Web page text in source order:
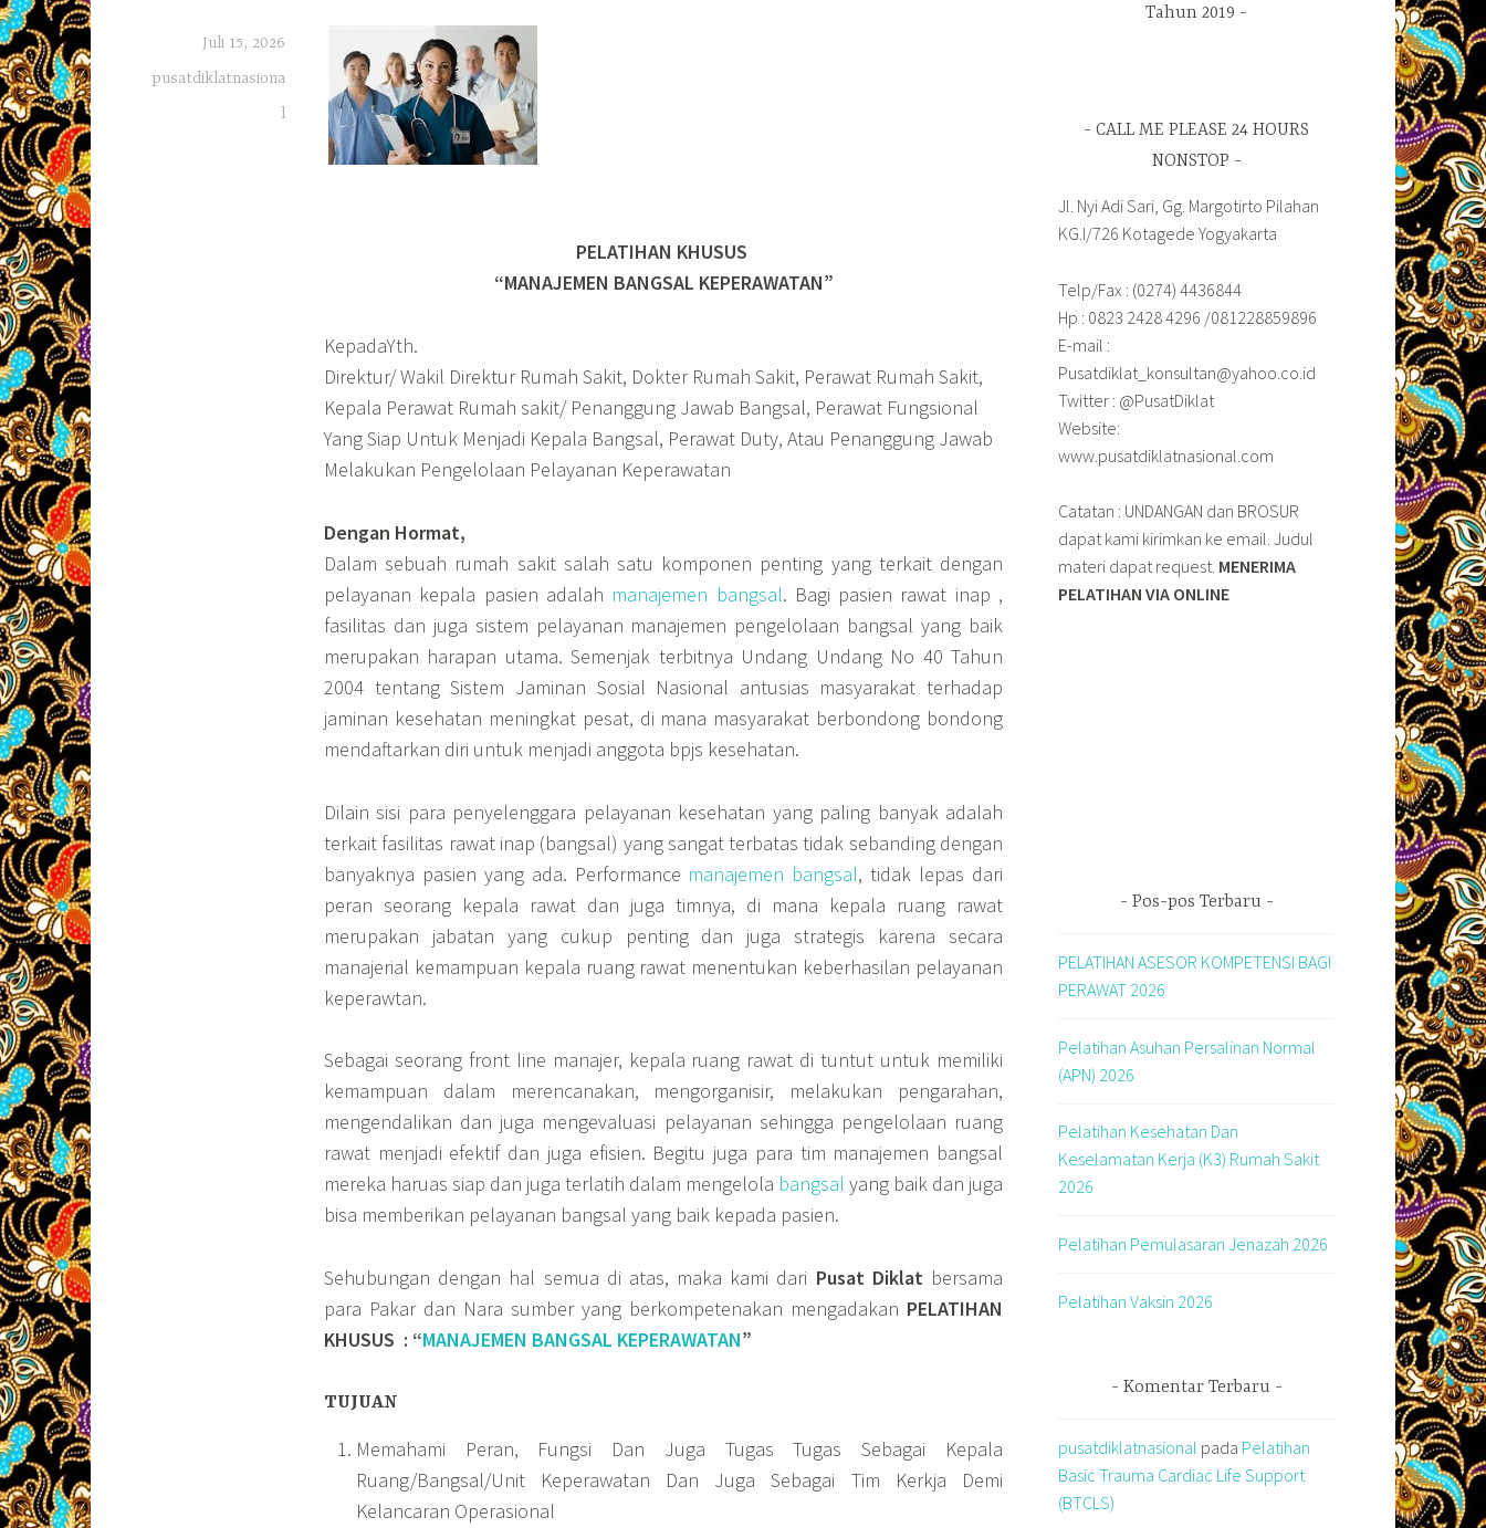
Juli 15, 2026
pusatdiklatnasiona
l
PELATIHAN KHUSUS
“MANAJEMEN BANGSAL KEPERAWATAN”
KepadaYth.
Direktur/ Wakil Direktur Rumah Sakit, Dokter Rumah Sakit, Perawat Rumah Sakit,
Kepala Perawat Rumah sakit/ Penanggung Jawab Bangsal, Perawat Fungsional
Yang Siap Untuk Menjadi Kepala Bangsal, Perawat Duty, Atau Penanggung Jawab
Melakukan Pengelolaan Pelayanan Keperawatan
Dengan Hormat,
Dalam sebuah rumah sakit salah satu komponen penting yang terkait dengan
pelayanan kepala pasien adalah manajemen bangsal. Bagi pasien rawat inap ,
fasilitas dan juga sistem pelayanan manajemen pengelolaan bangsal yang baik
merupakan harapan utama. Semenjak terbitnya Undang Undang No 40 Tahun
2004 tentang Sistem Jaminan Sosial Nasional antusias masyarakat terhadap
jaminan kesehatan meningkat pesat, di mana masyarakat berbondong bondong
mendaftarkan diri untuk menjadi anggota bpjs kesehatan.
Dilain sisi para penyelenggara pelayanan kesehatan yang paling banyak adalah
terkait fasilitas rawat inap (bangsal) yang sangat terbatas tidak sebanding dengan
banyaknya pasien yang ada. Performance manajemen bangsal, tidak lepas dari
peran seorang kepala rawat dan juga timnya, di mana kepala ruang rawat
merupakan jabatan yang cukup penting dan juga strategis karena secara
manajerial kemampuan kepala ruang rawat menentukan keberhasilan pelayanan
keperawtan.
Sebagai seorang front line manajer, kepala ruang rawat di tuntut untuk memiliki
kemampuan dalam merencanakan, mengorganisir, melakukan pengarahan,
mengendalikan dan juga mengevaluasi pelayanan sehingga pengelolaan ruang
rawat menjadi efektif dan juga efisien. Begitu juga para tim manajemen bangsal
mereka haruas siap dan juga terlatih dalam mengelola bangsal yang baik dan juga
bisa memberikan pelayanan bangsal yang baik kepada pasien.
Sehubungan dengan hal semua di atas, maka kami dari Pusat Diklatbersama
para Pakar dan Nara sumber yang berkompetenakan mengadakan PELATIHAN
KHUSUS : “MANAJEMEN BANGSAL KEPERAWATAN”
TUJUAN
Memahami Peran, Fungsi Dan Juga Tugas Tugas Sebagai Kepala
Ruang/Bangsal/Unit Keperawatan Dan Juga Sebagai Tim Kerkja Demi
Kelancaran Operasional
Tahun 2019
CALL ME PLEASE 24 HOURS
NONSTOP
Jl. Nyi Adi Sari, Gg. Margotirto Pilahan
KG.I/726 Kotagede Yogyakarta
Telp/Fax : (0274) 4436844
Hp : 0823 2428 4296 /081228859896
E-mail :
Pusatdiklat_konsultan@yahoo.co.id
Twitter : @PusatDiklat
Website:
www.pusatdiklatnasional.com
Catatan : UNDANGAN dan BROSUR
dapat kami kirimkan ke email. Judul
materi dapat request. MENERIMA
PELATIHAN VIA ONLINE
Pos-pos Terbaru
PELATIHAN ASESOR KOMPETENSI BAGI
PERAWAT 2026
Pelatihan Asuhan Persalinan Normal
(APN) 2026
Pelatihan Kesehatan Dan
Keselamatan Kerja (K3) Rumah Sakit
2026
Pelatihan Pemulasaran Jenazah 2026
Pelatihan Vaksin 2026
Komentar Terbaru
pusatdiklatnasional pada Pelatihan
Basic Trauma Cardiac Life Support
(BTCLS)